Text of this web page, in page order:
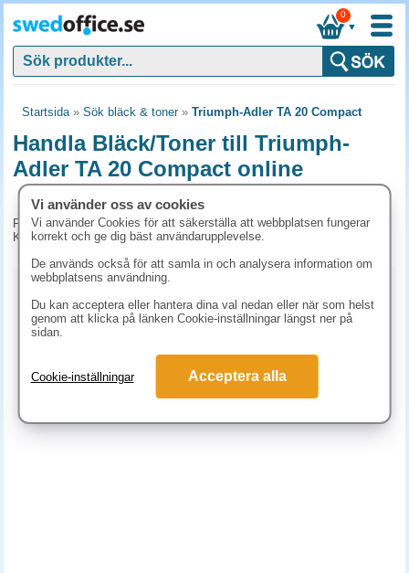
▼
0
Startsida» Sök bläck & toner» Triumph-Adler TA 20 Compact
Handla Bläck/Toner till Triumph-
Adler TA 20 Compact online
För tillfället har vi inga produkter kopplade till denna maskin.
Kontakta kundtjänst på tel. 08-24 50 55 för mer information.
Vitt papper Färgat papper Premiumpapper
Laserark och BG-talonger
Vi använder oss av cookies
Vi använder Cookies för att säkerställa att webbplatsen fungerar
korrekt och ge dig bäst användarupplevelse.
De används också för att samla in och analysera information om
webbplatsens användning.
Du kan acceptera eller hantera dina val nedan eller när som helst
genom att klicka på länken Cookie-inställningar längst ner på
sidan.
Cookie-inställningar Acceptera alla